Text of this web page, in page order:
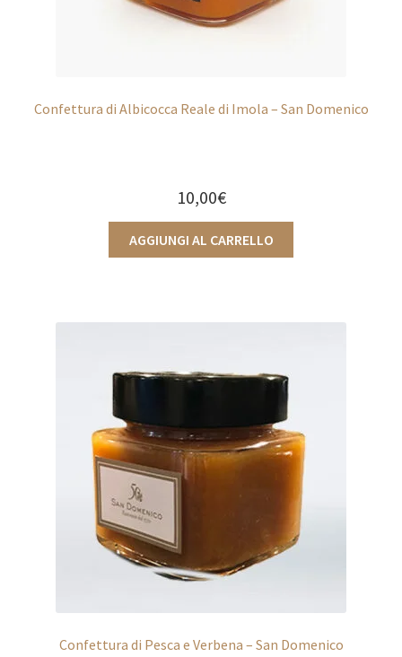
Confettura di Albicocca Reale di Imola – San Domenico
10,00€
AGGIUNGI AL CARRELLO
Confettura di Pesca e Verbena – San Domenico